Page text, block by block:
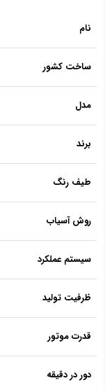
نام
ساخت کشور
مدل
برند
طیف رنگ
روش آسیاب
سیستم عملکرد
ظرفیت تولید
قدرت موتور
دور در دقیقه